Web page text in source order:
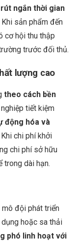
rút ngắn thời gian
Khi sản phẩm đến
cơ hội thu thập
trước đối thủ.
lượng cao
theo cách bền
tiết kiệm
động hóa và
Khi chi phí khởi
chi phí sở hữu
trong dài hạn.
mô đội phát triển
hoặc sa thải
phó linh hoạt với